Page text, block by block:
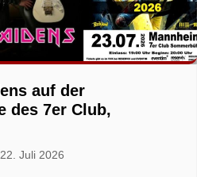
auf der
des 7er Club,
22. Juli 2026